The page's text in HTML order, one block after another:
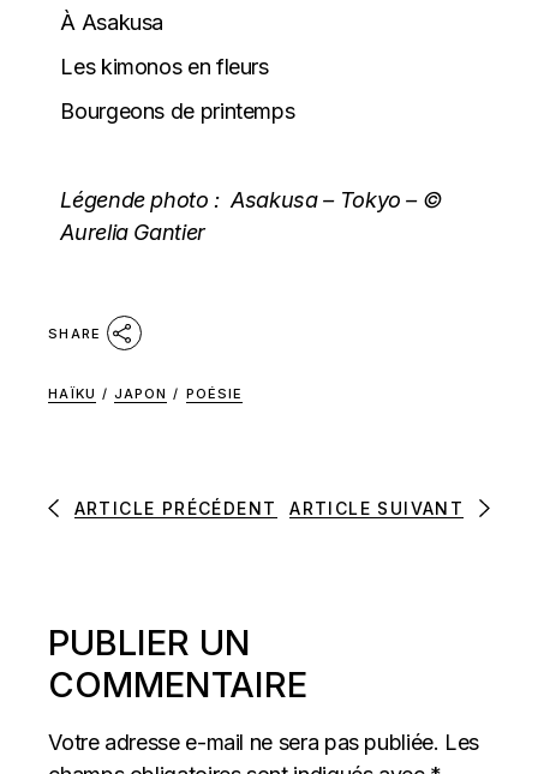
À Asakusa
Les kimonos en fleurs
Bourgeons de printemps
Légende photo : Asakusa – Tokyo – ©
Aurelia Gantier
SHARE
HAÏKU / JAPON / POÉSIE
ARTICLE PRÉCÉDENT ARTICLE SUIVANT
PUBLIER UN
COMMENTAIRE
Votre adresse e-mail ne sera pas publiée. Les